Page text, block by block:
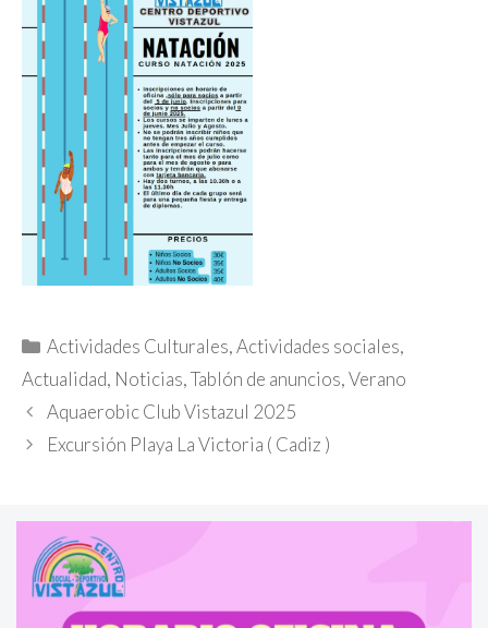
Categorías
Actividades Culturales,Actividades sociales,
Actualidad, Noticias,Tablón de anuncios,Verano
Aquaerobic Club Vistazul 2025
Excursión Playa La Victoria ( Cadiz )